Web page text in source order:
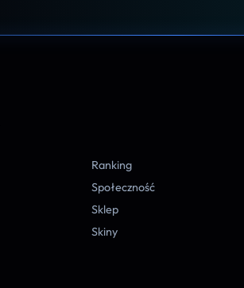
Ranking
Społeczność
Sklep
Skiny